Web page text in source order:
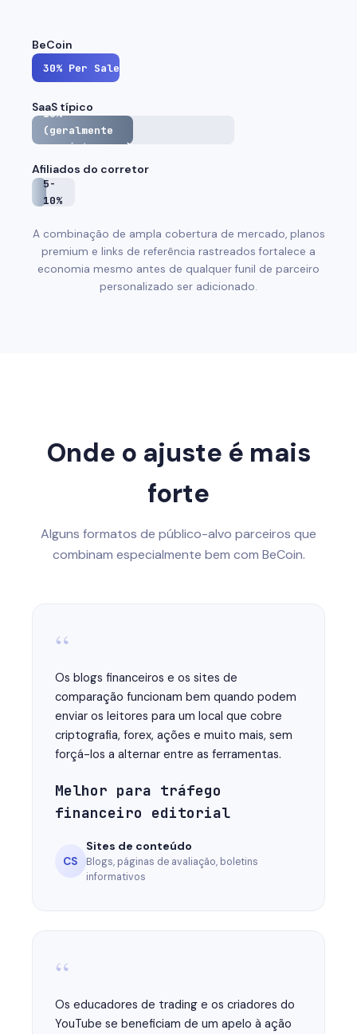
BeCoin
30% Per Sale
SaaS típico
15%
(geralmente
uma única vez)
Afiliados do corretor
5-
10%
A combinação de ampla cobertura de mercado, planos
premium e links de referência rastreados fortalece a
economia mesmo antes de qualquer funil de parceiro
personalizado ser adicionado.
Onde o ajuste é mais
forte
Alguns formatos de público-alvo parceiros que
combinam especialmente bem com BeCoin.
“
Os blogs financeiros e os sites de
comparação funcionam bem quando podem
enviar os leitores para um local que cobre
criptografia, forex, ações e muito mais, sem
forçá-los a alternar entre as ferramentas.
Melhor para tráfego
financeiro editorial
CS
Sites de conteúdo
Blogs, páginas de avaliação, boletins
informativos
“
Os educadores de trading e os criadores do
YouTube se beneficiam de um apelo à ação